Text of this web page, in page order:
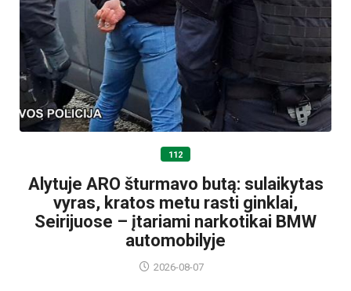
112
Alytuje ARO šturmavo butą: sulaikytas
vyras, kratos metu rasti ginklai,
Seirijuose – įtariami narkotikai BMW
automobilyje
2026-08-07